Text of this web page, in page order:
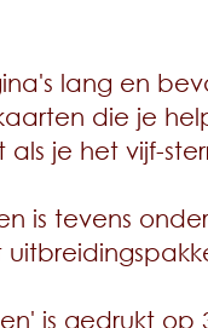
lang en
die je
je het vijf-
is tevens
is gedrukt op